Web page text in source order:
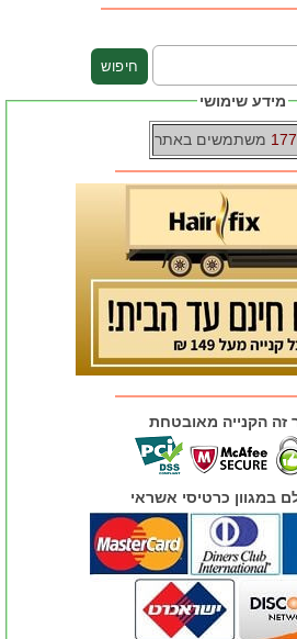
מידע שימושי
177 משתמשים באתר